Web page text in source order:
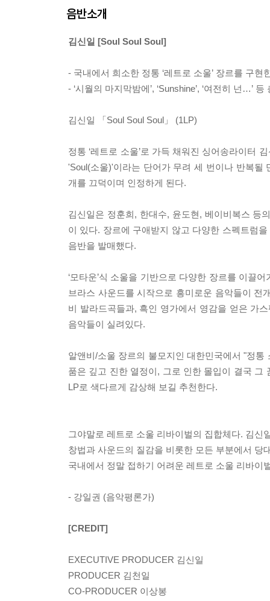
음반소개
김신일 [Soul Soul Soul]
- 국내에서 희소한 정통 ‘레트로 소울’ 장르를 구현
- ‘시월의 마지막밤에’, ‘Sunshine’, ‘여전히 넌…’
김신일 「Soul Soul Soul」 (1LP)
정통 ‘레트로 소울’로 가득 채워진 싱어송라이터
'Soul(소울)'이라는 단어가 무려 세 번이나 반복
개를 끄덕이며 인정하게 된다.
김신일은 정훈희, 한대수, 윤도현, 베이비복스 등
이 있다. 장르에 구애받지 않고 다양한 스펙트럼
음반을 발매했다.
‘모타운’식 소울을 기반으로 다양한 장르를 이끌
브라스 사운드를 시작으로 흥미로운 음악들이 전
비 발라드곡들과, 흑인 영가에서 영감을 얻은 가
음악들이 실려있다.
알앤비/소울 장르의 불모지인 대한민국에서 "정
품은 깊고 진한 열정이, 그로 인한 몰입이 결국 그
LP로 색다르게 감상해 보길 추천한다.
그야말로 레트로 소울 리바이벌의 집합체다. 김
창법과 사운드의 질감을 비롯한 모든 부분에서 당
국내에서 정말 접하기 어려운 레트로 소울 리바이
- 강일권 (음악평론가)
[CREDIT]
EXECUTIVE PRODUCER 김신일
PRODUCER 김천일
CO-PRODUCER 이상봉